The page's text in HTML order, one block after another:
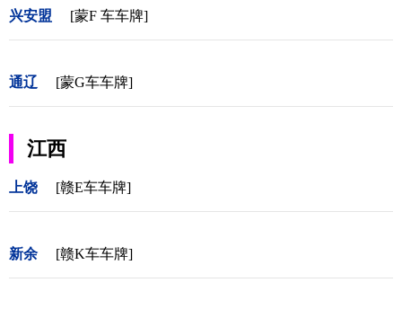
兴安盟 [蒙F 车车牌]
通辽 [蒙G车车牌]
江西
上饶 [赣E车车牌]
新余 [赣K车车牌]